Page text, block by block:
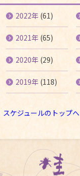
2022年 (61)
2021年 (65)
2020年 (29)
2019年 (118)
スケジュールのトップへ